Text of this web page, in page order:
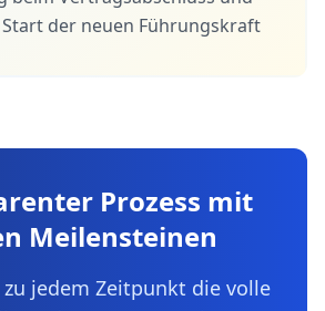
der neuen Führungskraft
Prozess mit
Meilensteinen
zu jedem Zeitpunkt die volle